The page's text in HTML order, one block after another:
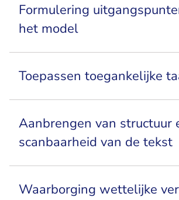
Formulering
het model
Toepassen toegankelijke
Aanbrengen van structuur
scanbaarheid van de tekst
Waarborging wettelijke